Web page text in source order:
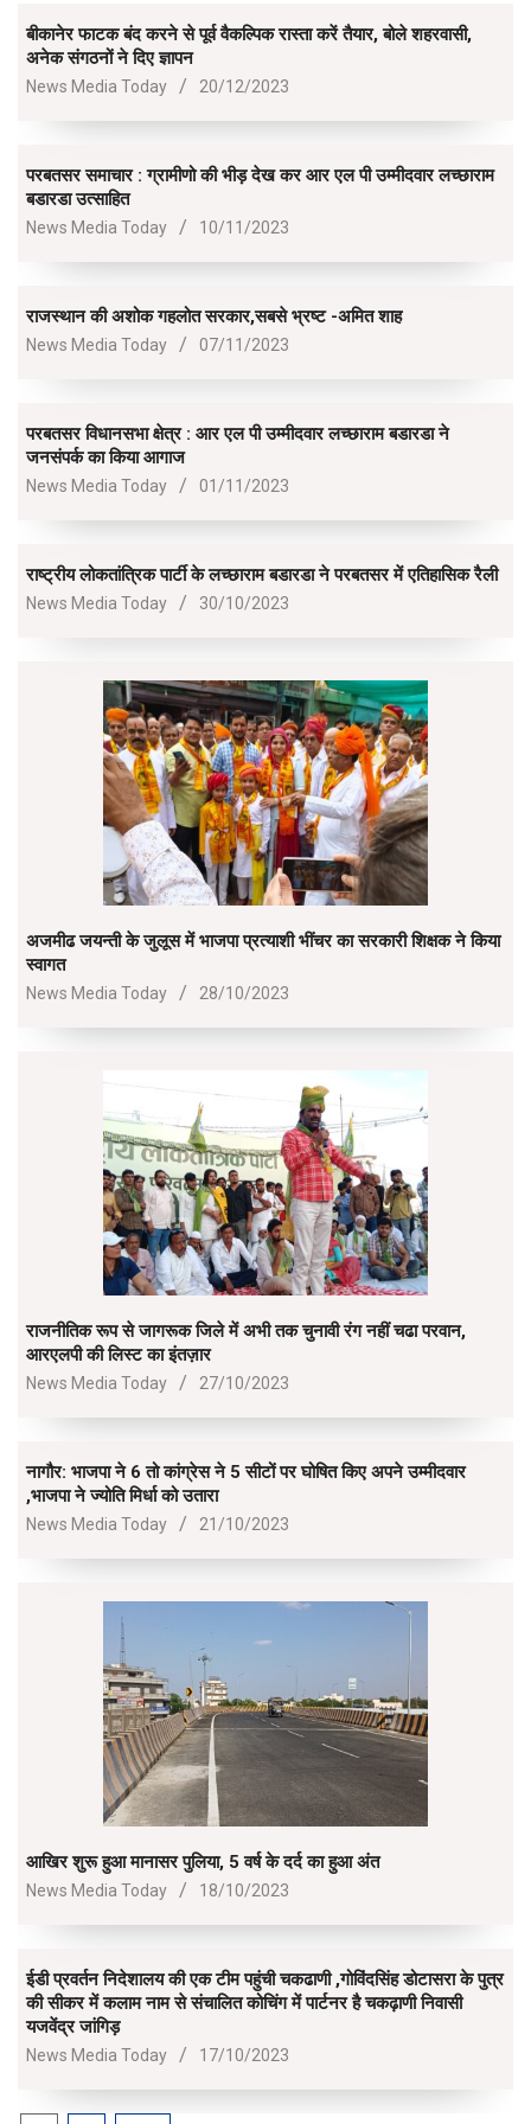
बीकानेर फाटक बंद करने से पूर्व वैकल्पिक रास्ता करें तैयार, बोले शहरवासी,
अनेक संगठनों ने दिए ज्ञापन
2023-
News Media Today 20/12/2023
परबतसर समाचार : ग्रामीणो की भीड़ देख कर आर एल पी उम्मीदवार लच्छाराम
बडारडा उत्साहित
2023-
News Media Today 10/11/2023
राजस्थान की अशोक गहलोत सरकार,सबसे भ्रष्ट -अमित शाह
2023-
News Media Today 07/11/2023
परबतसर विधानसभा क्षेत्र : आर एल पी उम्मीदवार लच्छाराम बडारडा ने
जनसंपर्क का किया आगाज
2023-
News Media Today 01/11/2023
राष्ट्रीय लोकतांत्रिक पार्टी के लच्छाराम बडारडा ने परबतसर में एतिहासिक रैली
2023-
News Media Today 30/10/2023
अजमीढ जयन्ती के जुलूस में भाजपा प्रत्याशी भींचर का सरकारी शिक्षक ने किया
स्वागत
2023-
News Media Today 28/10/2023
राजनीतिक रूप से जागरूक जिले में अभी तक चुनावी रंग नहीं चढा परवान,
आरएलपी की लिस्ट का इंतज़ार
2023-
News Media Today 27/10/2023
नागौर: भाजपा ने 6 तो कांग्रेस ने 5 सीटों पर घोषित किए अपने उम्मीदवार
,भाजपा ने ज्योति मिर्धा को उतारा
2023-
News Media Today 21/10/2023
आखिर शुरू हुआ मानासर पुलिया, 5 वर्ष के दर्द का हुआ अंत
2023-
News Media Today 18/10/2023
ईडी प्रवर्तन निदेशालय की एक टीम पहुंची चकढाणी ,गोविंदसिंह डोटासरा के पुत्र
की सीकर में कलाम नाम से संचालित कोचिंग में पार्टनर है चकढ़ाणी निवासी
यजवेंद्र जांगिड़
2023-
17
News Media Today 17/10/2023